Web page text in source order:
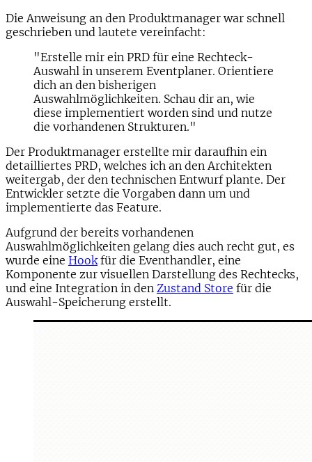
Die Anweisung an den Produktmanager war schnell
geschrieben und lautete vereinfacht:
"Erstelle mir ein PRD für eine Rechteck-
Auswahl in unserem Eventplaner. Orientiere
dich an den bisherigen
Auswahlmöglichkeiten. Schau dir an, wie
diese implementiert worden sind und nutze
die vorhandenen Strukturen."
Der Produktmanager erstellte mir daraufhin ein
detailliertes PRD, welches ich an den Architekten
weitergab, der den technischen Entwurf plante. Der
Entwickler setzte die Vorgaben dann um und
implementierte das Feature.
Aufgrund der bereits vorhandenen
Auswahlmöglichkeiten gelang dies auch recht gut, es
wurde eine Hookfür die Eventhandler, eine
Komponente zur visuellen Darstellung des Rechtecks,
und eine Integration in den Zustand Store für die
Auswahl-Speicherung erstellt.